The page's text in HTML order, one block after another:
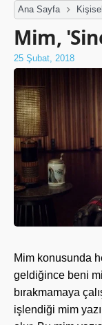
Ana Sayfa
Mim,
25 Şubat, 2018
Mim konusunda
geldiğince beni
bırakmamaya
işlendiği mim